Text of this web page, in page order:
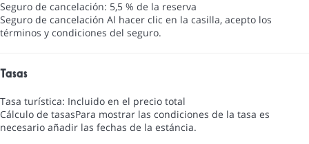
Seguro de cancelación: 5,5 % de la reserva
Seguro de cancelación Al hacer clic en la casilla, acepto los
términos y condiciones del seguro.
Tasas
Tasa turística: Incluido en el precio total
Cálculo de tasasPara mostrar las condiciones de la tasa es
necesario añadir las fechas de la estáncia.